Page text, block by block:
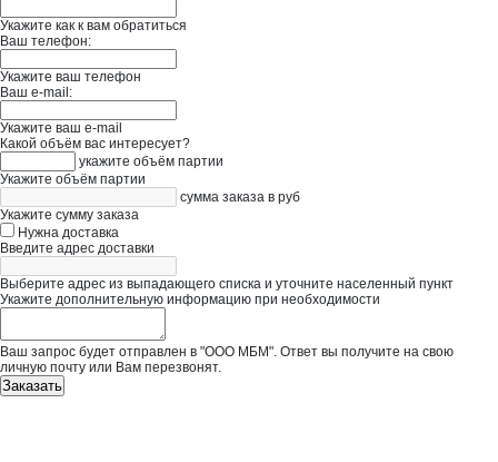
Укажите как к вам обратиться
Ваш телефон:
Укажите ваш телефон
Ваш e-mail:
Укажите ваш e-mail
Какой объём вас интересует?
укажите объём партии
Укажите объём партии
сумма заказа в руб
Укажите сумму заказа
Нужна доставка
Введите адрес доставки
Выберите адрес из выпадающего списка и уточните населенный пункт
Укажите дополнительную информацию при необходимости
Ваш запрос будет отправлен в "ООО МБМ". Ответ вы получите на свою
личную почту или Вам перезвонят.
Заказать